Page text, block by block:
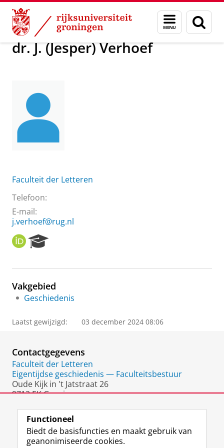
Skip
Content
Skip
Navigation
Menu
en
zoeken
Over ons dr. J. (Jesper) Verhoef
dr. J. (Jesper) Verhoef
Faculteit der Letteren
Telefoon:
E-mail:
j.verhoef@rug.nl
O
R
I
e
r
c
P
o
t
a
l
Vakgebied
Geschiedenis
Laatst gewijzigd: 03 december 2024 08:06
Contactgegevens
Faculteit der Letteren
Eigentijdse geschiedenis — Faculteitsbestuur
Oude Kijk in 't Jatstraat 26
9712 EK Groningen
Functioneel
Biedt de basisfuncties en maakt gebruik van
geanonimiseerde cookies.